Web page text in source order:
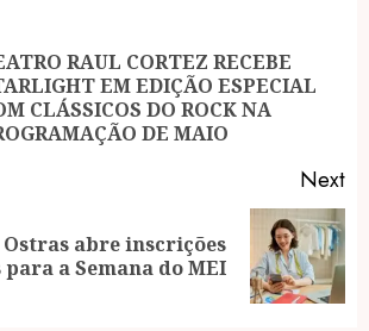
RAUL CORTEZ RECEBE
EM EDIÇÃO ESPECIAL
CLÁSSICOS DO ROCK NA
DE MAIO
Next
Ostras abre inscrições
a Semana do MEI